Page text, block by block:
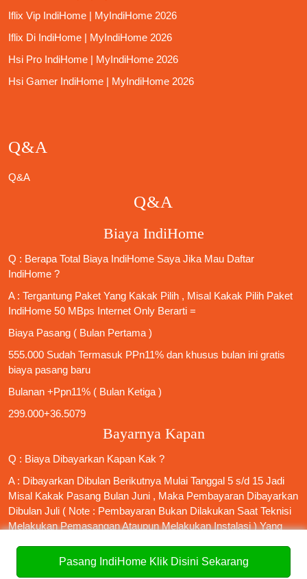
Iflix Vip IndiHome | MyIndiHome 2026
Iflix Di IndiHome | MyIndiHome 2026
Hsi Pro IndiHome | MyIndiHome 2026
Hsi Gamer IndiHome | MyIndiHome 2026
Q&A
Q&A
Q&A
Biaya IndiHome
Q : Berapa Total Biaya IndiHome Saya Jika Mau Daftar
IndiHome ?
A : Tergantung Paket Yang Kakak Pilih , Misal Kakak Pilih Paket
IndiHome 50 MBps Internet Only Berarti =
Biaya Pasang ( Bulan Pertama )
555.000 Sudah Termasuk PPn11% dan khusus bulan ini gratis
biaya pasang baru
Bulanan +Ppn11% ( Bulan Ketiga )
299.000+36.5079
Bayarnya Kapan
Q : Biaya Dibayarkan Kapan Kak ?
A : Dibayarkan Dibulan Berikutnya Mulai Tanggal 5 s/d 15 Jadi
Misal Kakak Pasang Bulan Juni , Maka Pembayaran Dibayarkan
Dibulan Juli ( Note : Pembayaran Bukan Dilakukan Saat Teknisi
Melakukan Pemasangan Ataupun Melakukan Instalasi ) Yang
pemasangan baru saja 555.000 namun bulan ini gratis Rp.0 yang
sebelumnya 555.000
Pasang IndiHome Klik Disini Sekarang